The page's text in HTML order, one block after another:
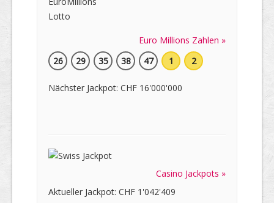
Euro Millions Zahlen »
26
29 35 38 47 1 2
Nächster Jackpot: CHF 16'000'000
Casino Jackpots »
Aktueller Jackpot: CHF 1'042'409